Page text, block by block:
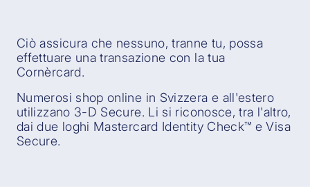
Ciò assicura che nessuno, tranne tu, possa
effettuare una transazione con la tua
Cornèrcard.
Numerosi shop online in Svizzera e all'estero
utilizzano 3-D Secure. Li si riconosce, tra l'altro,
dai due loghi Mastercard Identity Check™ e Visa
Secure.